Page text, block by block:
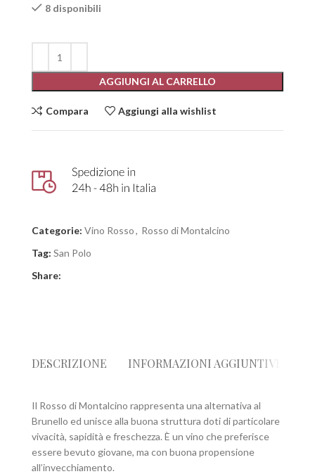
8 disponibili
AGGIUNGI AL CARRELLO
Compara Aggiungi alla wishlist
Categorie: Vino Rosso, Rosso di Montalcino
Tag: San Polo
Share:
DESCRIZIONE INFORMAZIONI AGGIUNTIVE
Il Rosso di Montalcino rappresenta una alternativa al
Brunello ed unisce alla buona struttura doti di particolare
vivacità, sapidità e freschezza. È un vino che preferisce
essere bevuto giovane, ma con buona propensione
all’invecchiamento.